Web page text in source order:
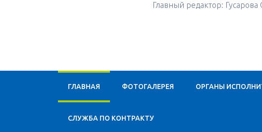
Главный редактор:
ГЛАВНАЯ ФОТОГАЛЕРЕЯ ОРГАНЫ
CЛУЖБА ПО КОНТРАКТУ